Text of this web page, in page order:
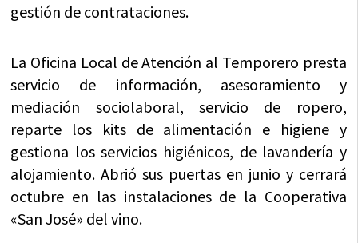
gestión de contrataciones.
La Oficina Local de Atención al Temporero presta
servicio de información, asesoramiento y
mediación sociolaboral, servicio de ropero,
reparte los kits de alimentación e higiene y
gestiona los servicios higiénicos, de lavandería y
alojamiento. Abrió sus puertas en junio y cerrará
octubre en las instalaciones de la Cooperativa
«San José» del vino.